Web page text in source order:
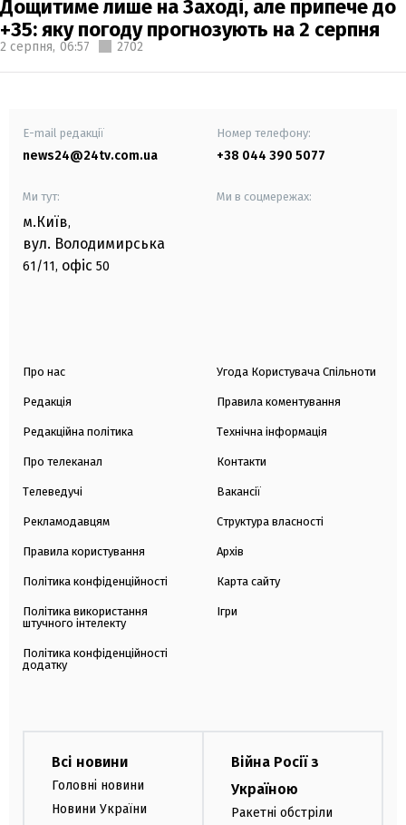
Дощитиме лише на Заході, але припече до
+35: яку погоду прогнозують на 2 серпня
2 серпня, 06:57 2702
E-mail редакції
news24@24tv.com.ua
Номер телефону:
+38 044 390 5077
Ми тут:
м.Київ,
вул. Володимирська
61/11, офіс 50
Ми в соцмережах:
Про нас
Редакція
Редакційна політика
Про телеканал
Телеведучі
Рекламодавцям
Правила користування
Політика конфіденційності
Політика використання
штучного інтелекту
Політика конфіденційності
додатку
Угода Користувача Спільноти
Правила коментування
Технічна інформація
Контакти
Вакансії
Структура власності
Архів
Карта сайту
Ігри
Всі новини
Головні новини
Новини України
Війна Росії з
Україною
Ракетні обстріли